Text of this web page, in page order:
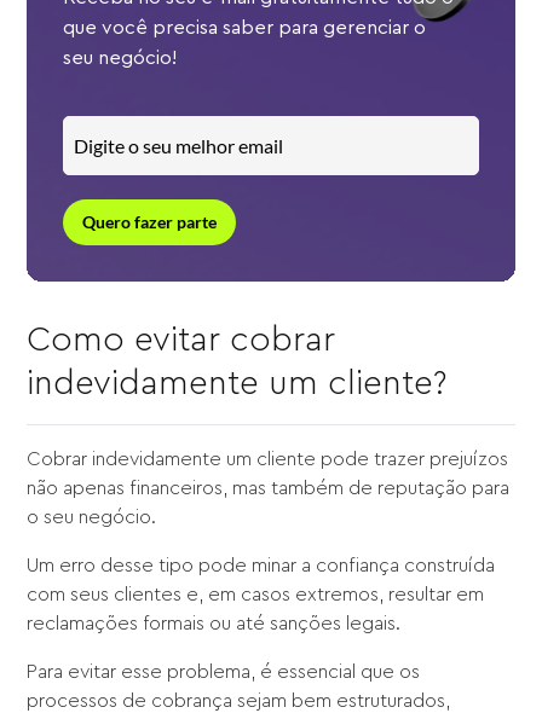
que você precisa saber para gerenciar o
seu negócio!
Quero fazer parte
Como evitar cobrar
indevidamente um cliente?
Cobrar indevidamente um cliente pode trazer prejuízos
não apenas financeiros, mas também de reputação para
o seu negócio.
Um erro desse tipo pode minar a confiança construída
com seus clientes e, em casos extremos, resultar em
reclamações formais ou até sanções legais.
Para evitar esse problema, é essencial que os
processos de cobrança sejam bem estruturados,